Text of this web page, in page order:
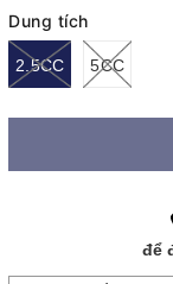
Dung tích
2.5CC 5CC
để